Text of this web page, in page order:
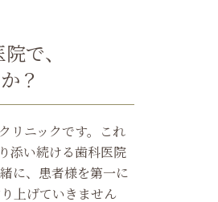
で、
？
リニックです。これ
添い続ける歯科医院
に、患者様を第一に
上げていきません